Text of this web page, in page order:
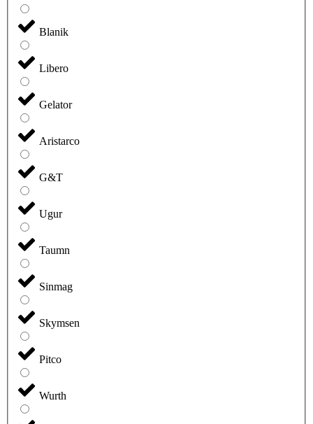
Blanik
Libero
Gelator
Aristarco
G&T
Ugur
Taumn
Sinmag
Skymsen
Pitco
Wurth